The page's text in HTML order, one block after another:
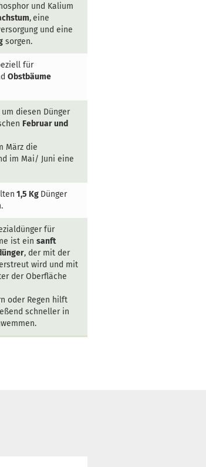
und Kalium
,eine
und eine
sorgen.
für
Obstbäume
diesen Dünger
Februar und
März die
im Mai/ Juni eine
1,5 Kg Dünger
für
ist ein sanft
, der mit der
wird und mit
der Oberfläche
oder Regen hilft
schneller in